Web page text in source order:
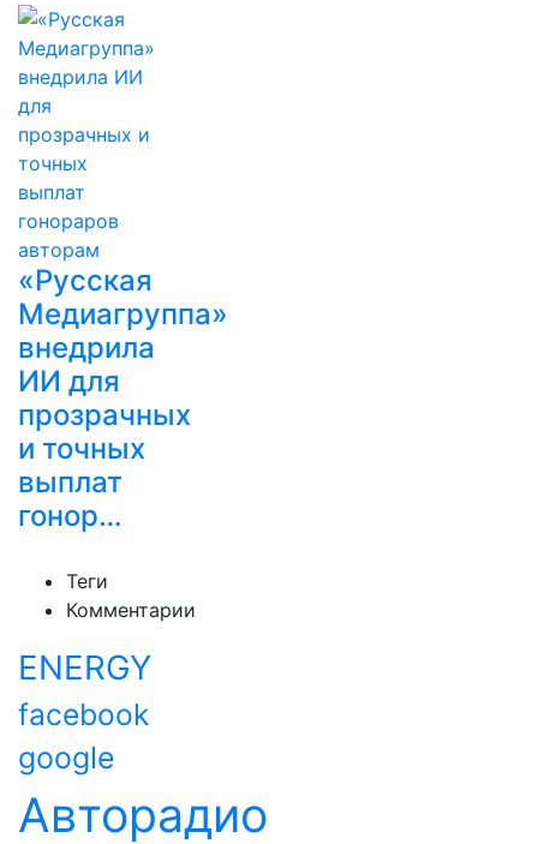
«Русская
Медиагруппа»
внедрила
ИИ для
прозрачных
и точных
выплат
гонор…
Теги
Комментарии
ENERGY
facebook
google
Авторадио